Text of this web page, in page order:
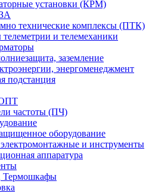
установки (КРМ)
технические комплексы (ПТК)
и телемеханики
заземление
энергоменеджмент
подстанция
частоты (ПЧ)
оборудование
и инструменты
аппаратура
Термошкафы